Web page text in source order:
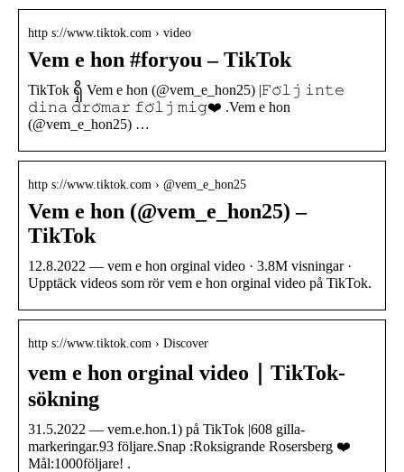
http s://www.tiktok.com › video
Vem e hon #foryou – TikTok
TikTok ရှိ Vem e hon (@vem_e_hon25) |𝙵𝚘̈𝚕𝚓 𝚒𝚗𝚝𝚎
𝚍𝚒𝚗𝚊 𝚍𝚛𝚘̈𝚖𝚊𝚛 𝚏𝚘̈𝚕𝚓 𝚖𝚒𝚐❤️ .Vem e hon
(@vem_e_hon25) …
http s://www.tiktok.com › @vem_e_hon25
Vem e hon (@vem_e_hon25) –
TikTok
12.8.2022 — vem e hon orginal video · 3.8M visningar ·
Upptäck videos som rör vem e hon orginal video på TikTok.
http s://www.tiktok.com › Discover
vem e hon orginal video｜TikTok-
sökning
31.5.2022 — vem.e.hon.1) på TikTok |608 gilla-
markeringar.93 följare.Snap :Roksigrande Rosersberg ❤️
Mål:1000följare! .